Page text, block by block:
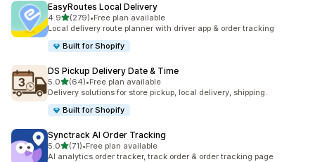
EasyRoutes Local Delivery
4.9เต็ม 5 ดาว
(279)
ทั้งหมด 279 รีวิว
•Free plan available
Local delivery route planner with driver app & order tracking
Built for Shopify
DS Pickup Delivery Date & Time
5.0เต็ม 5 ดาว
(64)
ทั้งหมด 64 รีวิว
•Free plan available
Delivery solutions for store pickup, local delivery, shipping.
Built for Shopify
Synctrack AI Order Tracking
5.0เต็ม 5 ดาว
(71)
ทั้งหมด 71 รีวิว
•Free plan available
AI analytics order tracker, track order & order tracking page